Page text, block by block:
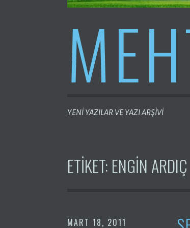
YENİ YAZILAR VE YAZI ARŞİVİ
ETIKET: ENGIN ARDIÇ
MART 18, 2011